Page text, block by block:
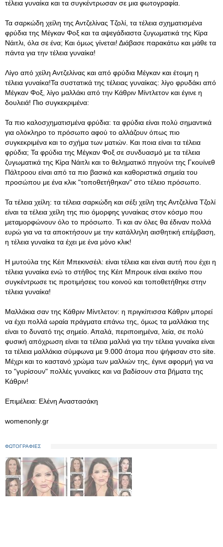
τέλεια γυναίκα και τα συγκέντρωσαν σε μια φωτογραφία.
Τα σαρκώδη χείλη της Αντζελίνας Τζολί, τα τέλεια σχηματισμένα
φρύδια της Μέγκαν Φοξ και τα αψεγάδιαστα ζυγωματικά της Κίρα
Νάιτλι, όλα σε ένα; Και όμως γίνεται! Διάβασε παρακάτω και μάθε τα
πάντα για την τέλεια γυναίκα!
Λίγο από χείλη Αντζελίνας και από φρύδια Μέγκαν και έτοιμη η
τέλεια γυναίκα!Τα συστατικά της τέλειας γυναίκας: λίγο φρυδάκι από
Μέγκαν Φοξ, λίγο μαλλάκι από την Κάθριν Μίντλετον και έγινε η
δουλειά! Πιο συγκεκριμένα:
Τα πιο καλοσχηματισμένα φρύδια: τα φρύδια είναι πολύ σημαντικά
για ολόκληρο το πρόσωπο αφού το αλλάζουν όπως πιο
συγκεκριμένα και το σχήμα των ματιών. Και ποια είναι τα τέλεια
φρύδια; Τα φρύδια της Μέγκαν Φοξ σε συνδυασμό με τα τέλεια
ζυγωματικά της Κίρα Νάιτλι και το θεληματικό πηγούνι της Γκουίνεθ
Πάλτροου είναι από τα πιο βασικά και καθοριστικά σημεία του
προσώπου με ένα κλικ "τοποθετήθηκαν" στο τέλειο πρόσωπο.
Τα τέλεια χείλη: τα τέλεια σαρκώδη και σέξι χείλη της Αντζελίνα Τζολί
είναι τα τέλεια χείλη της πιο όμορφης γυναίκας στον κόσμο που
μεταμορφώνουν όλο το πρόσωπο. Τι και αν όλες θα έδιναν πολλά
ευρώ για να τα αποκτήσουν με την κατάλληλη αισθητική επέμβαση,
η τέλεια γυναίκα τα έχει με ένα μόνο κλικ!
Η μυτούλα της Κέιτ Μπεκινσέιλ: είναι τέλεια και είναι αυτή που έχει η
τέλεια γυναίκα ενώ το στήθος της Κέιτ Μπρουκ είναι εκείνο που
συγκέντρωσε τις προτιμήσεις του κοινού και τοποθετήθηκε στην
τέλεια γυναίκα!
Μαλλάκια σαν της Κάθριν Μίντλετον: η πριγκίπισσα Κάθριν μπορεί
να έχει πολλά ωραία πράγματα επάνω της, όμως τα μαλλάκια της
είναι το δυνατό της σημείο. Απαλά, περιποιημένα, λεία, σε πολύ
φυσική απόχρωση είναι τα τέλεια μαλλιά για την τέλεια γυναίκα είναι
τα τέλεια μαλλάκια σύμφωνα με 9.000 άτομα που ψήφισαν στο site.
Μέχρι και το καστανό χρώμα των μαλλιών της, έγινε αφορμή για να
το "γυρίσουν" πολλές γυναίκες και να βαδίσουν στα βήματα της
Κάθριν!
Επιμέλεια: Ελένη Αναστασάκη
womenonly.gr
ΦΩΤΟΓΡΑΦΙΕΣ